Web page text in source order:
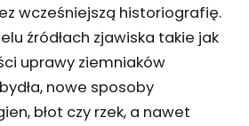
wcześniejszą historiografię.
źródłach zjawiska takie jak
uprawy ziemniaków
nowe sposoby
błot czy rzek, a nawet